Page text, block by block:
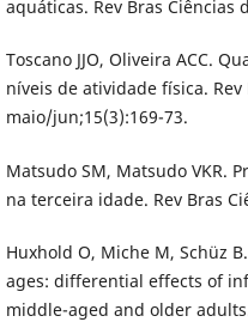
aquáticas. Rev Bras Ciências
Toscano JJO, Oliveira ACC.
níveis de atividade física.
maio/jun;15(3):169-73.
Matsudo SM, Matsudo VKR.
na terceira idade. Rev Bras
Huxhold O, Miche M, Schüz
ages: differential effects of
middle-aged and older